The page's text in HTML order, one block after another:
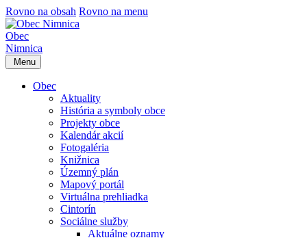
Rovno na obsah Rovno na menu
Obec
Nimnica
Menu
Obec
Aktuality
História a symboly obce
Projekty obce
Kalendár akcií
Fotogaléria
Knižnica
Územný plán
Mapový portál
Virtuálna prehliadka
Cintorín
Sociálne služby
Aktuálne oznamy